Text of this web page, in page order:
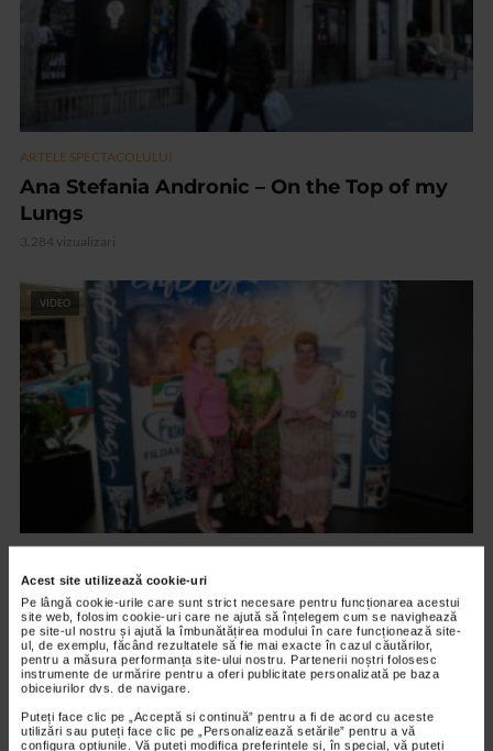
Acest site utilizează cookie-uri
Pe lângă cookie-urile care sunt strict necesare pentru funcționarea acestui
site web, folosim cookie-uri care ne ajută să înțelegem cum se navighează
pe site-ul nostru și ajută la îmbunătățirea modului în care funcționează site-
ul, de exemplu, făcând rezultatele să fie mai exacte în cazul căutărilor,
pentru a măsura performanța site-ului nostru. Partenerii noștri folosesc
instrumente de urmărire pentru a oferi publicitate personalizată pe baza
obiceiurilor dvs. de navigare.
Puteți face clic pe „Acceptă si continuă” pentru a fi de acord cu aceste
utilizări sau puteți face clic pe „Personalizează setările” pentru a vă
configura opțiunile. Vă puteți modifica preferințele și, în special, vă puteți
ARTELE SPECTACOLULUI
Ana Stefania Andronic – On the Top of my
Lungs
3.284 vizualizari
VIDEO
PREMIERA FILMULUI DARUL ARIPILOR
12.598 vizualizari
VIDEO